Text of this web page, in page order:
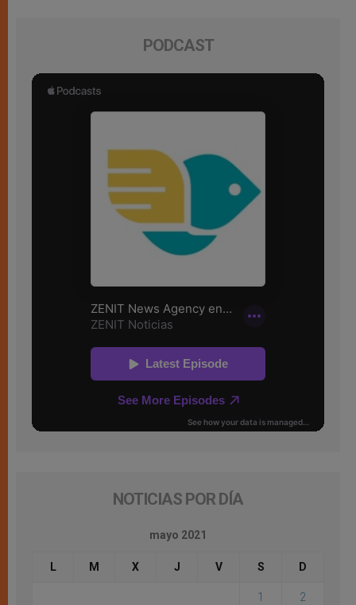
PODCAST
NOTICIAS POR DÍA
mayo 2021
L M X J V S D
1 2